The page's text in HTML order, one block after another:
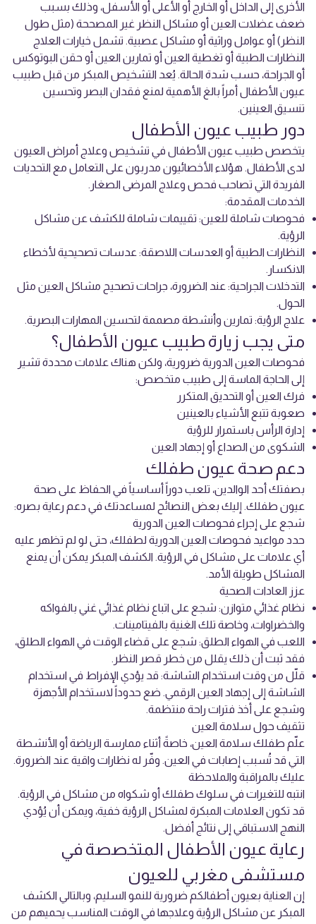
الأخرى إلى الداخل أو الخارج أو الأعلى أو الأسفل، وذلك بسبب
ضعف عضلات العين أو مشاكل النظر غير المصححة (مثل طول
النظر) أو عوامل وراثية أو مشاكل عصبية. تشمل خيارات العلاج
النظارات الطبية أو تغطية العين أو تمارين العين أو حقن البوتوكس
أو الجراحة، حسب شدة الحالة. يُعد التشخيص المبكر من قبل طبيب
عيون الأطفال أمراً بالغ الأهمية لمنع فقدان البصر وتحسين
تنسيق العينين.
دور طبيب عيون الأطفال
يتخصص طبيب عيون الأطفال في تشخيص وعلاج أمراض العيون
لدى الأطفال. هؤلاء الأخصائيون مدربون على التعامل مع التحديات
الفريدة التي تصاحب فحص وعلاج المرضى الصغار.
الخدمات المقدمة:
فحوصات شاملة للعين: تقييمات شاملة للكشف عن مشاكل
الرؤية.
النظارات الطبية أو العدسات اللاصقة: عدسات تصحيحية لأخطاء
الانكسار.
التدخلات الجراحية: عند الضرورة، جراحات تصحيح مشاكل العين مثل
الحول.
علاج الرؤية: تمارين وأنشطة مصممة لتحسين المهارات البصرية.
متى يجب زيارة طبيب عيون الأطفال؟
فحوصات العين الدورية ضرورية، ولكن هناك علامات محددة تشير
إلى الحاجة الماسة إلى طبيب متخصص:
فرك العين أو التحديق المتكرر
صعوبة تتبع الأشياء بالعينين
إدارة الرأس باستمرار للرؤية
الشكوى من الصداع أو إجهاد العين
دعم صحة عيون طفلك
بصفتك أحد الوالدين، تلعب دوراً أساسياً في الحفاظ على صحة
عيون طفلك. إليك بعض النصائح لمساعدتك في دعم رعاية بصره:
شجع على إجراء فحوصات العين الدورية
حدد مواعيد فحوصات العين الدورية لطفلك، حتى لو لم تظهر عليه
أي علامات على مشاكل في الرؤية. الكشف المبكر يمكن أن يمنع
المشاكل طويلة الأمد.
عزز العادات الصحية
نظام غذائي متوازن: شجع على اتباع نظام غذائي غني بالفواكه
والخضراوات، وخاصة تلك الغنية بالفيتامينات.
اللعب في الهواء الطلق: شجع على قضاء الوقت في الهواء الطلق،
فقد ثبت أن ذلك يقلل من خطر قصر النظر.
قلّل من وقت استخدام الشاشة: قد يؤدي الإفراط في استخدام
الشاشة إلى إجهاد العين الرقمي. ضع حدوداً لاستخدام الأجهزة
وشجع على أخذ فترات راحة منتظمة.
تثقيف حول سلامة العين
علّم طفلك سلامة العين، خاصةً أثناء ممارسة الرياضة أو الأنشطة
التي قد تُسبب إصابات في العين. وفّر له نظارات واقية عند الضرورة.
عليك بالمراقبة والملاحظة
انتبه للتغيرات في سلوك طفلك أو شكواه من مشاكل في الرؤية.
قد تكون العلامات المبكرة لمشاكل الرؤية خفية، ويمكن أن يُؤدي
النهج الاستباقي إلى نتائج أفضل.
رعاية عيون الأطفال المتخصصة في
مستشفى مغربي للعيون
إن العناية بعيون أطفالكم ضرورية للنمو السليم، وبالتالي الكشف
المبكر عن مشاكل الرؤية وعلاجها في الوقت المناسب يحميهم من